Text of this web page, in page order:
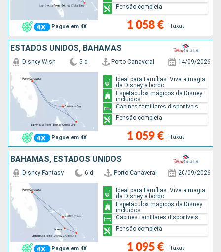
Pague em 4X 1 058 € +Taxas
Pensão completa
ESTADOS UNIDOS, BAHAMAS
Pague em 4X
Disney Wish 5 d Porto Canaveral 14/09/2026
1 059 € +Taxas
Ideal para Famílias: Viva a magia
da Disney a bordo
Espetáculos mágicos da Disney
incluídos
Cabines familiares disponíveis
Pensão completa
BAHAMAS, ESTADOS UNIDOS
Pague em 4X
Disney Fantasy 6 d Porto Canaveral 20/09/2026
1 095 € +Taxas
Ideal para Famílias: Viva a magia
da Disney a bordo
Espetáculos mágicos da Disney
incluídos
Cabines familiares disponíveis
Pensão completa